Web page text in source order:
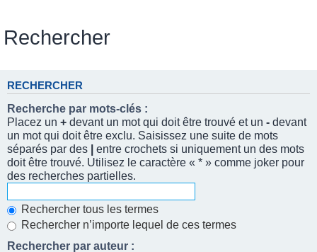
Rechercher
RECHERCHER
Recherche par mots-clés :
Placez un + devant un mot qui doit être trouvé et un - devant
un mot qui doit être exclu. Saisissez une suite de mots
séparés par des
entre crochets si uniquement un des mots
doit être trouvé. Utilisez le caractère « * » comme joker pour
des recherches partielles.
Rechercher tous les termes
Rechercher n’importe lequel de ces termes
Rechercher par auteur :